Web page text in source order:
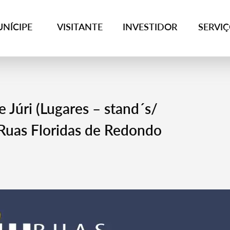
VISITANTE INVESTIDOR
(Lugares – stand´s/
Floridas de Redondo